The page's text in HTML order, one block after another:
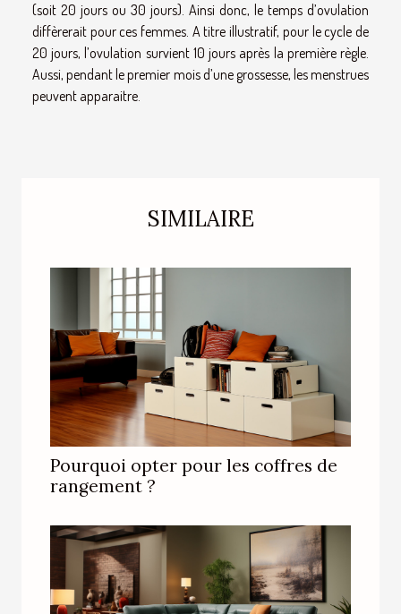
(soit 20 jours ou 30 jours). Ainsi donc, le temps d’ovulation
diffèrerait pour ces femmes. A titre illustratif, pour le cycle de
20 jours, l’ovulation survient 10 jours après la première règle.
Aussi, pendant le premier mois d’une grossesse, les menstrues
peuvent apparaitre.
SIMILAIRE
Pourquoi opter pour les coffres de
rangement ?